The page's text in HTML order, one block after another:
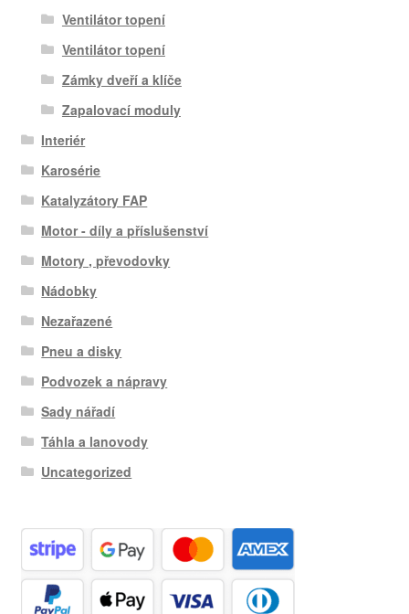
Ventilátor topení
Ventilátor topení
Zámky dveří a klíče
Zapalovací moduly
Interiér
Karosérie
Katalyzátory FAP
Motor - díly a příslušenství
Motory , převodovky
Nádobky
Nezařazené
Pneu a disky
Podvozek a nápravy
Sady nářadí
Táhla a lanovody
Uncategorized